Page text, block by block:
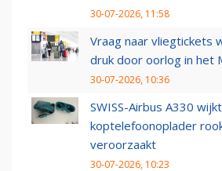
30-07-2026, 11:58
Vraag naar vliegtickets
druk door oorlog in het
30-07-2026, 10:36
SWISS-Airbus A330
koptelefoonoplader
veroorzaakt
30-07-2026, 10:23